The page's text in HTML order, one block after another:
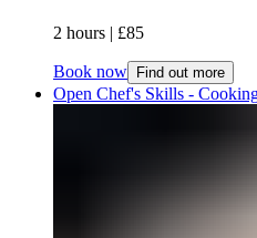
2 hours​​​​‌ ‍ ​‍​‍‌‍ ‌ ​‍‌‍‍‌‌‍‌ ‌‍‍‌‌‍ ‍​‍​‍​ ‍‍​‍​‍‌ ​ ‌‍​‌‌‍ ‍‌‍‍‌‌ ‌​‌ ‍‌​‍ ‍‌‍‍‌‌‍ ​‍​‍​‍ ​​‍​‍‌‍‍​‌ ​‍‌‍‌‌‌‍‌‍​‍​‍​ ‍‍​‍​‍‌‍‍​‌ ‌​‌ ‌​‌ ​​‌ ​ ​ ‍‍​‍ ​‍ ‌‍ ​​‍ ‌‌‍​‌‌‍ ‍‌‍‌​​‍ ‌‌ ​‍​‍ ‌‌‍‍​‌‍ ‌ ‌​‌‍‌‌‌‍ ​‌ ​ ​‍ ‌‌ ​ ‌ ‌​‌ ‌‌‌‍‌​‌‍‍‌‌‍ ​‍ ‍‌ ‌‍‌‍‌‌‌ ​‍‌‍​ ‌‍‌‌‌‍ ​​‍ ‍‌‍​‌‌ ​​‌ ​​​‍ ‌‍‍‌‌‍ ‍‌ ‌​‌‍‌‌‌‍ ‍‌ ‌​​‍ ‌‍‌‌‌‍‌​‌‍‍‌‌ ‌​​‍ ‌‍ ‌‌‍ ‌‍‌​‌‍‌‌​ ‌‌ ​​‌ ​‍‌‍‌‌‌ ​ ‌‍‌‌‌‍ ‍‌ ‌​‌‍​‌‌ ‌​‌‍‍‌‌‍ ‌‍ ‍​ ‍ ‌‍‍‌‌‍‌​​ ‌​ ‌‍​ ‌‌​ ​ ​ ​​​ ​​‌‍​‍‌‍‌‌‌‍​‌​‍ ‌​ ‌ ‌‍‌‌‌‍‌​‌‍​‌​‍ ‌​ ‌​​ ‌​‌‍​‌​ ‍​​‍ ‌‌‍​‍​ ‌ ​ ‍‌‌‍‌‌​‍ ‌​ ‌‍‌‍‌‌​ ‌‌​ ​‍​ ‌‍​ ‍‌​ ​​​ ​‌‌‍​‍​ ‌​‌‍‌‍​ ​‌​ ‍ ‌ ‌​‌ ‍‌‌ ​​‌‍‌‌​ ‌‌‍‍​‌‍ ‌ ‌​‌‍‌‌‌‍ ​‌​​ ‌‍ ​‌‍​‌‌ ​ ‌ ​ ​ ‍ ‌ ​​‌‍​‌‌ ‌​‌‍‍​​ ‌‌ ‌​‌‍‍‌‌‍ ‌‌‍‌‌​ ‌‍​‍‌‍​‌‌ ​ ‌‍‌‌‌‌‌‌‌ ​‍‌‍ ​​ ‌‌‍‍​‌ ‌​‌ ‌​‌ ​​‌ ​ ​‍‌‌​ ​ ‌​​‌​‍‌‌​ ​‍‌​‌‍​‍‌‌​ ​‍‌​‌‍‌‍ ​​‍ ‌‌‍​‌‌‍ ‍‌‍‌​​‍ ‌‌ ​‍​‍ ‌‌‍‍​‌‍ ‌ ‌​‌‍‌‌‌‍ ​‌ ​ ​‍ ‌‌ ​ ‌ ‌​‌ ‌‌‌‍‌​‌‍‍‌‌‍ ​‍ ‍‌ ‌‍‌‍‌‌‌ ​‍‌‍​ ‌‍‌‌‌‍ ​​‍ ‍‌‍​‌‌ ​​‌ ​​​‍‌‍‌‍‍‌‌‍‌​​ ‌​ ‌‍​ ‌‌​ ​ ​ ​​​ ​​‌‍​‍‌‍‌‌‌‍​‌​‍ ‌​ ‌ ‌‍‌‌‌‍‌​‌‍​‌​‍ ‌​ ‌​​ ‌​‌‍​‌​ ‍​​‍ ‌‌‍​‍​ ‌ ​ ‍‌‌‍‌‌​‍ ‌​ ‌‍‌‍‌‌​ ‌‌​ ​‍​ ‌‍​ ‍‌​ ​​​ ​‌‌‍​‍​ ‌​‌‍‌‍​ ​‌​‍‌‍‌ ‌​‌ ‍‌‌ ​​‌‍‌‌​ ‌‌‍‍​‌‍ ‌ ‌​‌‍‌‌‌‍ ​‌​​ ‌‍ ​‌‍​‌‌ ​ ‌ ​ ​‍‌‍‌ ​​‌‍​‌‌ ‌​‌‍‍​​ ‌‌ ‌​‌‍‍‌‌‍ ‌‌‍‌‌​‍‌‍‌ ​​‌‍‌‌‌ ​‍‌ ​ ‌ ​​‌‍‌‌‌‍​ ‌ ‌​‌‍‍‌‌ ‌‍‌‍‌‌​ ‌‌ ​​‌ ‌‌‌‍​‍‌‍ ​‌‍‍‌‌ ​ ‌‍‍​‌‍‌‌‌‍‌​​‍​‍‌ ‌ | £85​​​​‌ ‍ ​‍​‍‌‍ ‌ ​‍‌‍‍‌‌‍‌ ‌‍‍‌‌‍ ‍​‍​‍​ ‍‍​‍​‍‌ ​ ‌‍​‌‌‍ ‍‌‍‍‌‌ ‌​‌ ‍‌​‍ ‍‌‍‍‌‌‍ ​‍​‍​‍ ​​‍​‍‌‍‍​‌ ​‍‌‍‌‌‌‍‌‍​‍​‍​ ‍‍​‍​‍‌‍‍​‌ ‌​‌ ‌​‌ ​​‌ ​ ​ ‍‍​‍ ​‍ ‌‍ ​​‍ ‌‌‍​‌‌‍ ‍‌‍‌​​‍ ‌‌ ​‍​‍ ‌‌‍‍​‌‍ ‌ ‌​‌‍‌‌‌‍ ​‌ ​ ​‍ ‌‌ ​ ‌ ‌​‌ ‌‌‌‍‌​‌‍‍‌‌‍ ​‍ ‍‌ ‌‍‌‍‌‌‌ ​‍‌‍​ ‌‍‌‌‌‍ ​​‍ ‍‌‍​‌‌ ​​‌ ​​​‍ ‌‍‍‌‌‍ ‍‌ ‌​‌‍‌‌‌‍ ‍‌ ‌​​‍ ‌‍‌‌‌‍‌​‌‍‍‌‌ ‌​​‍ ‌‍ ‌‌‍ ‌‍‌​‌‍‌‌​ ‌‌ ​​‌ ​‍‌‍‌‌‌ ​ ‌‍‌‌‌‍ ‍‌ ‌​‌‍​‌‌ ‌​‌‍‍‌‌‍ ‌‍ ‍​ ‍ ‌‍‍‌‌‍‌​​ ‌​ ‌‍​ ‌‌​ ​ ​ ​​​ ​​‌‍​‍‌‍‌‌‌‍​‌​‍ ‌​ ‌ ‌‍‌‌‌‍‌​‌‍​‌​‍ ‌​ ‌​​ ‌​‌‍​‌​ ‍​​‍ ‌‌‍​‍​ ‌ ​ ‍‌‌‍‌‌​‍ ‌​ ‌‍‌‍‌‌​ ‌‌​ ​‍​ ‌‍​ ‍‌​ ​​​ ​‌‌‍​‍​ ‌​‌‍‌‍​ ​‌​ ‍ ‌ ‌​‌ ‍‌‌ ​​‌‍‌‌​ ‌‌‍‍​‌‍ ‌ ‌​‌‍‌‌‌‍ ​‌​​ ‌‍ ​‌‍​‌‌ ​ ‌ ​ ​ ‍ ‌ ​​‌‍​‌‌ ‌​‌‍‍​​ ‌‌ ​​‌ ​‍‌‍‍‌‌‍​ ‌‍‌‌​ ‌‍​‍‌‍​‌‌ ​ ‌‍‌‌‌‌‌‌‌ ​‍‌‍ ​​ ‌‌‍‍​‌ ‌​‌ ‌​‌ ​​‌ ​ ​‍‌‌​ ​ ‌​​‌​‍‌‌​ ​‍‌​‌‍​‍‌‌​ ​‍‌​‌‍‌‍ ​​‍ ‌‌‍​‌‌‍ ‍‌‍‌​​‍ ‌‌ ​‍​‍ ‌‌‍‍​‌‍ ‌ ‌​‌‍‌‌‌‍ ​‌ ​ ​‍ ‌‌ ​ ‌ ‌​‌ ‌‌‌‍‌​‌‍‍‌‌‍ ​‍ ‍‌ ‌‍‌‍‌‌‌ ​‍‌‍​ ‌‍‌‌‌‍ ​​‍ ‍‌‍​‌‌ ​​‌ ​​​‍‌‍‌‍‍‌‌‍‌​​ ‌​ ‌‍​ ‌‌​ ​ ​ ​​​ ​​‌‍​‍‌‍‌‌‌‍​‌​‍ ‌​ ‌ ‌‍‌‌‌‍‌​‌‍​‌​‍ ‌​ ‌​​ ‌​‌‍​‌​ ‍​​‍ ‌‌‍​‍​ ‌ ​ ‍‌‌‍‌‌​‍ ‌​ ‌‍‌‍‌‌​ ‌‌​ ​‍​ ‌‍​ ‍‌​ ​​​ ​‌‌‍​‍​ ‌​‌‍‌‍​ ​‌​‍‌‍‌ ‌​‌ ‍‌‌ ​​‌‍‌‌​ ‌‌‍‍​‌‍ ‌ ‌​‌‍‌‌‌‍ ​‌​​ ‌‍ ​‌‍​‌‌ ​ ‌ ​ ​‍‌‍‌ ​​‌‍​‌‌ ‌​‌‍‍​​ ‌‌ ​​‌ ​‍‌‍‍‌‌‍​ ‌‍‌‌​‍‌‍‌ ​​‌‍‌‌‌ ​‍‌ ​ ‌ ​​‌‍‌‌‌‍​ ‌ ‌​‌‍‍‌‌ ‌‍‌‍‌‌​ ‌‌ ​​‌ ‌‌‌‍​‍‌‍ ​‌‍‍‌‌ ​ ‌‍‍​‌‍‌‌‌‍‌​​‍​‍‌ ‌
Book now Find out more
Open Chef's Skills - Cooking Fish & Seafood​​​​‌